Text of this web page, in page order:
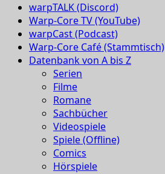
warpTALK (Discord)
Warp-Core TV (YouTube)
warpCast (Podcast)
Warp-Core Café (Stammtisch)
Datenbank von A bis Z
Serien
Filme
Romane
Sachbücher
Videospiele
Spiele (Offline)
Comics
Hörspiele